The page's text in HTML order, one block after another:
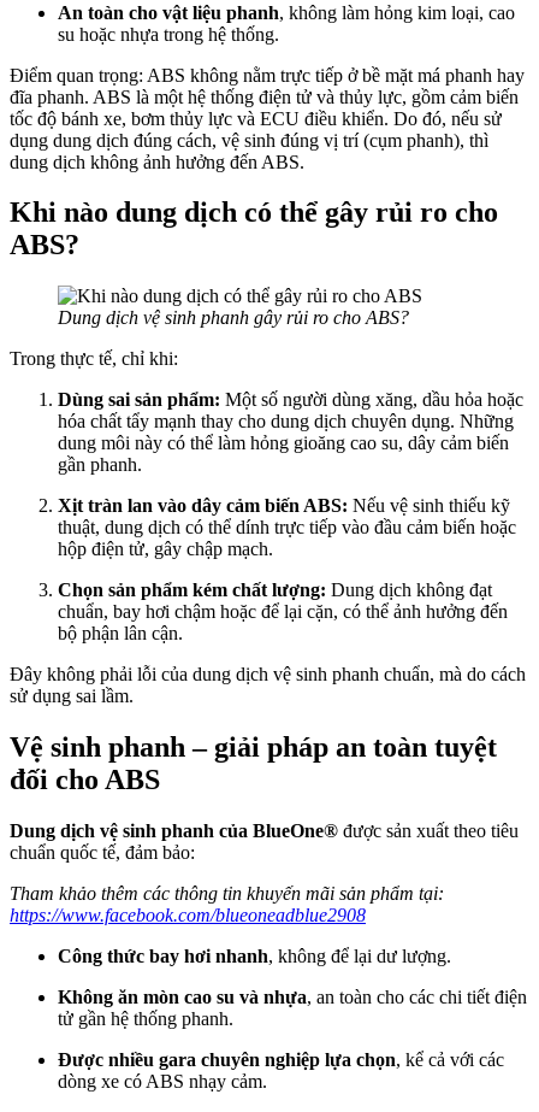
An toàn cho vật liệu phanh, không làm hỏng kim loại, cao
su hoặc nhựa trong hệ thống.
Điểm quan trọng: ABS không nằm trực tiếp ở bề mặt má phanh hay
đĩa phanh. ABS là một hệ thống điện tử và thủy lực, gồm cảm biến
tốc độ bánh xe, bơm thủy lực và ECU điều khiển. Do đó, nếu sử
dụng dung dịch đúng cách, vệ sinh đúng vị trí (cụm phanh), thì
dung dịch không ảnh hưởng đến ABS.
Khi nào dung dịch có thể gây rủi ro cho
ABS?
Dung dịch vệ sinh phanh gây rủi ro cho ABS?
Trong thực tế, chỉ khi:
Dùng sai sản phẩm: Một số người dùng xăng, dầu hỏa hoặc
hóa chất tẩy mạnh thay cho dung dịch chuyên dụng. Những
dung môi này có thể làm hỏng gioăng cao su, dây cảm biến
gần phanh.
Xịt tràn lan vào dây cảm biến ABS: Nếu vệ sinh thiếu kỹ
thuật, dung dịch có thể dính trực tiếp vào đầu cảm biến hoặc
hộp điện tử, gây chập mạch.
Chọn sản phẩm kém chất lượng: Dung dịch không đạt
chuẩn, bay hơi chậm hoặc để lại cặn, có thể ảnh hưởng đến
bộ phận lân cận.
Đây không phải lỗi của dung dịch vệ sinh phanh chuẩn, mà do cách
sử dụng sai lầm.
Vệ sinh phanh – giải pháp an toàn tuyệt
đối cho ABS
Dung dịch vệ sinh phanh của BlueOne® được sản xuất theo tiêu
chuẩn quốc tế, đảm bảo:
Tham khảo thêm các thông tin khuyến mãi sản phẩm tại:
https://www.facebook.com/blueoneadblue2908
Công thức bay hơi nhanh, không để lại dư lượng.
Không ăn mòn cao su và nhựa, an toàn cho các chi tiết điện
tử gần hệ thống phanh.
Được nhiều gara chuyên nghiệp lựa chọn, kể cả với các
dòng xe có ABS nhạy cảm.